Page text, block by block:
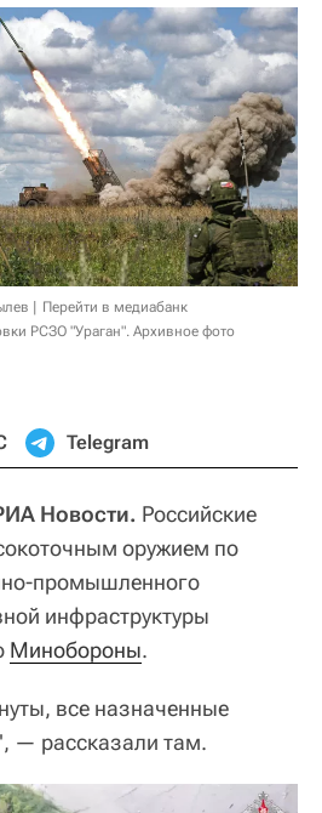
Перейти в медиабанк
РСЗО "Ураган". Архивное фото
Telegram
Новости. Российские
оружием по
промышленного
инфраструктуры
Минобороны.
все назначенные
— рассказали там.